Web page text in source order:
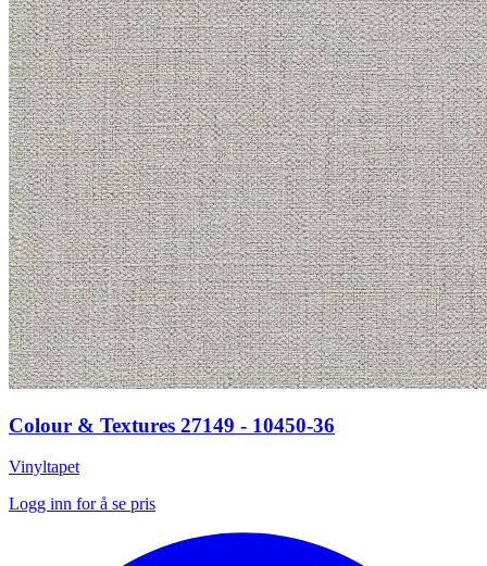
Colour & Textures 27149 - 10450-36
Vinyltapet
Logg inn for å se pris